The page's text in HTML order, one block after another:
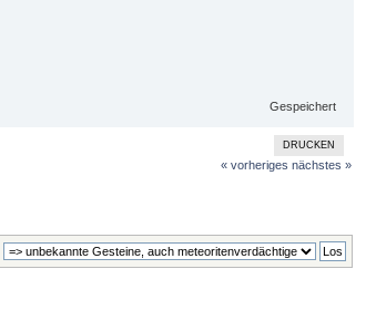
Gespeichert
DRUCKEN
« vorheriges nächstes »